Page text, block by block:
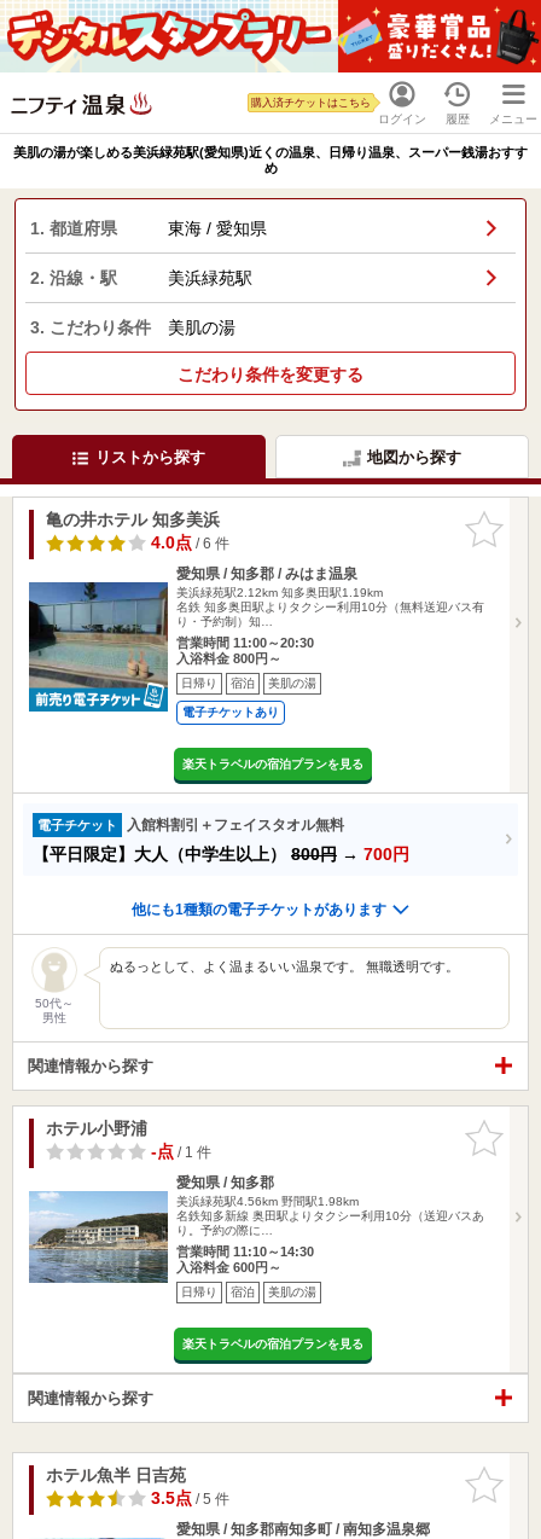
ログイン
購入済チケットはこちら
履歴 メニュー
美肌の湯が楽しめる美浜緑苑駅(愛知県)近くの温泉、日帰り温泉、スーパー銭湯おすす
め
1. 都道府県 東海 / 愛知県
2. 沿線・駅 美浜緑苑駅
3. こだわり条件 美肌の湯
こだわり条件を変更する
リストから探す 地図から探す
お気に入
りに追加
亀の井ホテル 知多美浜
4.0点/ 6 件
愛知県 / 知多郡 / みはま温泉
美浜緑苑駅2.12km 知多奥田駅1.19km
名鉄 知多奥田駅よりタクシー利用10分（無料送迎バス有
り・予約制）知…
営業時間 11:00～20:30
入浴料金 800円～
日帰り 宿泊 美肌の湯
電子チケットあり
楽天トラベルの宿泊プランを見る
電子チケット 入館料割引＋フェイスタオル無料
【平日限定】大人（中学生以上） 800円 → 700円
他にも1種類の電子チケットがあります
50代～
男性
ぬるっとして、よく温まるいい温泉です。 無職透明です。
関連情報から探す
お気に入
りに追加
ホテル小野浦
-点/ 1 件
愛知県 / 知多郡
美浜緑苑駅4.56km 野間駅1.98km
名鉄知多新線 奥田駅よりタクシー利用10分（送迎バスあ
り。予約の際に…
営業時間 11:10～14:30
入浴料金 600円～
日帰り 宿泊 美肌の湯
楽天トラベルの宿泊プランを見る
関連情報から探す
お気に入
りに追加
ホテル魚半 日吉苑
3.5点/ 5 件
愛知県 / 知多郡南知多町 / 南知多温泉郷